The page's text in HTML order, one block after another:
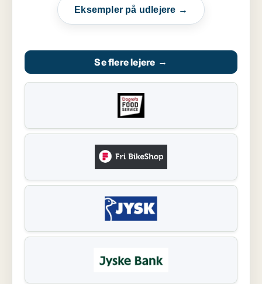
Eksempler på udlejere →
Se flere lejere →